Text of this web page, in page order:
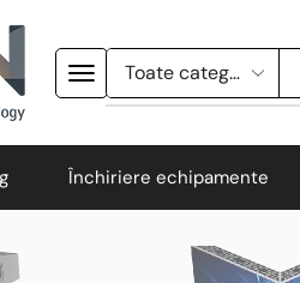
Închiriere echipamente